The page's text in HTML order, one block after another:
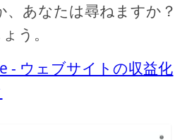
、あなたは尋ねますか？
う。
- ウェブサイトの収益化